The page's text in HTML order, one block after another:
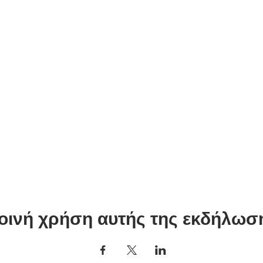
χρήση αυτής της